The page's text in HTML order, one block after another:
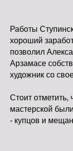
Работы
хороший
позволил
Арзамасе
художник со
Стоит отметить,
мастерской были
- купцов и